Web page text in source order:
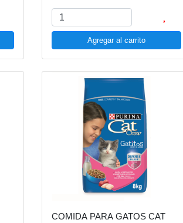
Agregar al carrito
COMIDA PARA GATOS CAT